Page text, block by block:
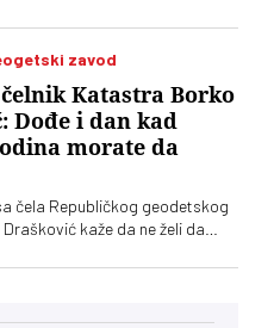
disanje
zavod
Katastra Borko
Dođe i dan kad
morate da
čela Republičkog geodetskog
kaže da ne želi da